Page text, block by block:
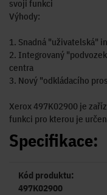
svoji funkci
Výhody:
1. Snadná "uživatelská"
2. Integrovaný
centra
3. Nový "odkládacího
Xerox 497K02900 je
funkci pro kterou je
Specifikace:
Kód produktu:
497K02900